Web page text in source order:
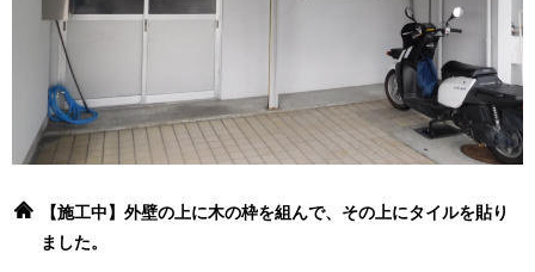
【施工中】外壁の上に木の枠を組んで、その上にタイルを貼り
ました。